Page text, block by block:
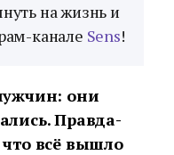
на жизнь и
канале Sens!
они
Правда-
всё вышло